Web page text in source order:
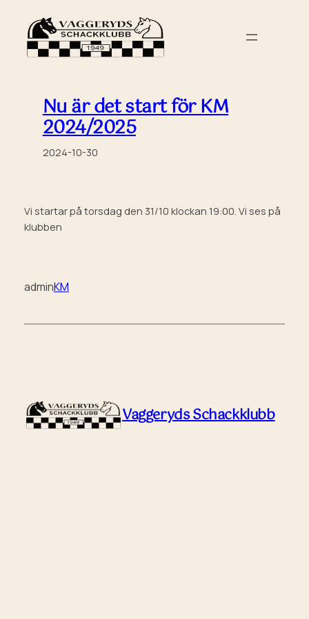
innehåll
Nu är det start för KM
2024/2025
2024-10-30
Vi startar på torsdag den 31/10 klockan 19:00. Vi ses på
klubben
adminKM
Vaggeryds Schackklubb